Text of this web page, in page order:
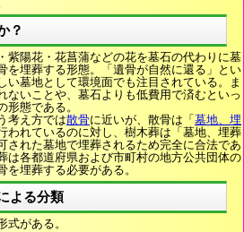
？
紫陽花・花菖蒲などの花を墓石の代わりに墓
を埋葬する形態。「遺骨が自然に還る」とい
い墓地として環境面でも注目されている。ま
ないことや、墓石よりも低費用で済むといっ
形態である。
考え方では散骨に近いが、散骨は「 墓地、埋
われているのに対し、樹木葬は「墓地、埋葬
された墓地で埋葬されるため完全に合法であ
は各都道府県および市町村の地方公共団体の
埋葬する必要がある。
よる分類
がある。